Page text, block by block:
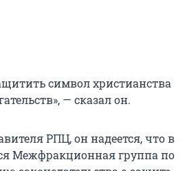
символ христианства
— сказал он.
РПЦ, он надеется, что в
Межфракционная группа по